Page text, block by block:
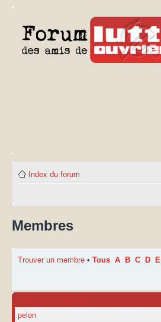
Index du forum
Membres
Trouver un membre • Tous A B C D E
NOM D’UTILISATEUR
pelon